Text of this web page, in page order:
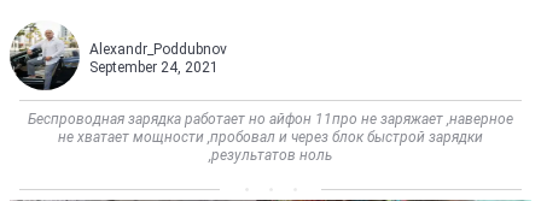
Alexandr_Poddubnov
September 24, 2021
Беспроводная зарядка работает но айфон 11про не заряжает ,наверное
не хватает мощности ,пробовал и через блок быстрой зарядки
,результатов ноль